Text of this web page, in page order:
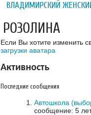
ВЛАДИМИРСКИЙ
РОЗОЛИНА
Если Вы хотите изменить
загрузки аватара
Активность
Последние сообщения
Автошкола
сообщение: 5